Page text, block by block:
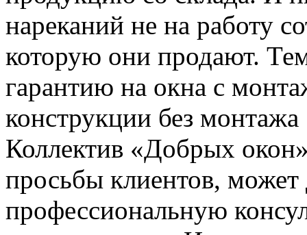
нареканий не на работу
которую они продают.
гарантию на окна с
конструкции без
Коллектив «Добрых
просьбы клиентов,
профессиональную